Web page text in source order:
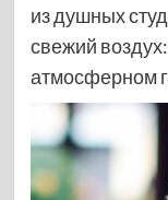
из душных
свежий
атмосферном